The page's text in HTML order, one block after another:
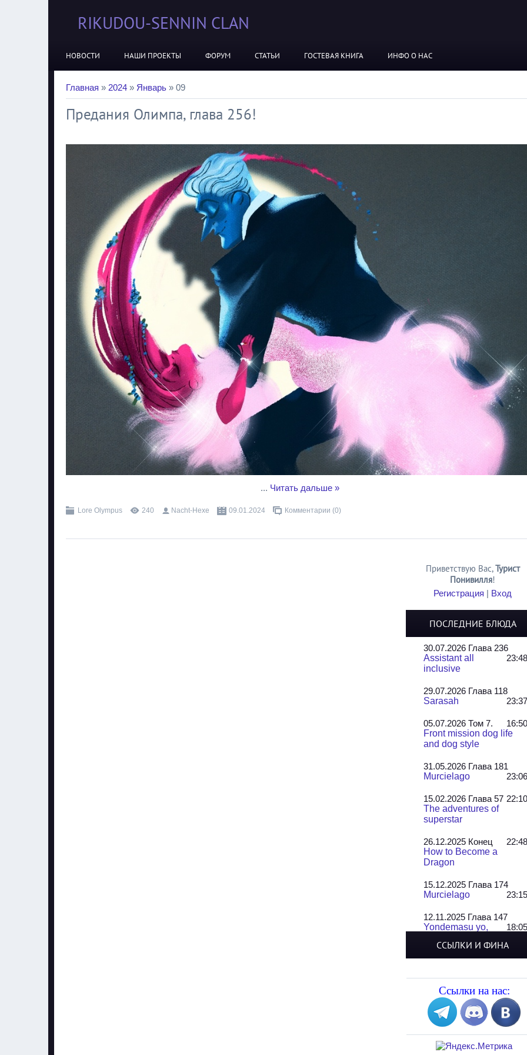
RIKUDOU-SENNIN CLAN
НОВОСТИ НАШИ ПРОЕКТЫ ФОРУМ СТАТЬИ ГОСТЕВАЯ КНИГА ИНФО О НАС
Главная » 2024 » Январь » 09
Предания Олимпа, глава 256!
... Читать дальше »
Lore Olympus 240 Nacht-Hexe 09.01.2024 Комментарии (0)
Приветствую Вас,Турист
Понивилля!
Регистрация | Вход
ПОСЛЕДНИЕ БЛЮДА
30.07.2026 Глава 236
23:48
Assistant all
inclusive
29.07.2026 Глава 118
23:37
Sarasah
05.07.2026 Том 7.
16:50
Front mission dog life
and dog style
31.05.2026 Глава 181
23:06
Murcielago
15.02.2026 Глава 57 22:10
The adventures of
superstar
26.12.2025 Конец
22:48
How to Become a
Dragon
15.12.2025 Глава 174
23:15
Murcielago
12.11.2025 Глава 147
18:05
Yondemasu yo,
22.10.2025 Главы 17-19
Tsumari Suki tte iitai n
dakedo
07.10.2025 Главы 51-52
20:14
Jungle Juice
02.09.2025 Квартет, глава
ССЫЛКИ И ФИНА
Ссылки на нас: